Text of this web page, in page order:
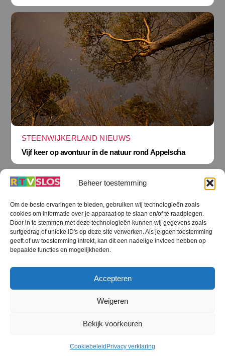
Beheer toestemming
Om de beste ervaringen te bieden, gebruiken wij technologieën zoals
cookies om informatie over je apparaat op te slaan en/of te raadplegen.
Door in te stemmen met deze technologieën kunnen wij gegevens zoals
surfgedrag of unieke ID's op deze site verwerken. Als je geen toestemming
geeft of uw toestemming intrekt, kan dit een nadelige invloed hebben op
bepaalde functies en mogelijkheden.
Accepteren
Weigeren
Bekijk voorkeuren
Cookiebeleid Privacy verklaring
STEENWIJKERLAND NIEUWS
Vijf keer op avontuur in de natuur rond Appelscha
Terug
naar
boven
RTV SLOS
RTV SLOS ANBI